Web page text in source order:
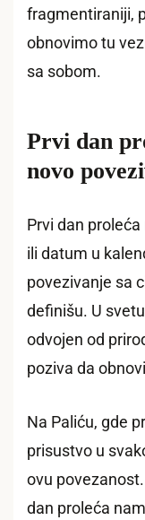
fragmentiraniji,
obnovimo tu
sa sobom.
Prvi dan
novo
Prvi dan
ili datum u
povezivanje sa
definišu. U
odvojen od
poziva da
Na Paliću, gde
prisustvo u
ovu
dan proleća